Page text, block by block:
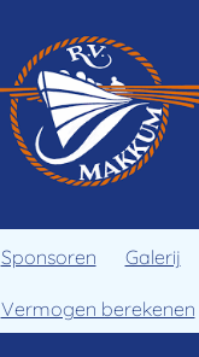
Sponsoren Galerij
Vermogen berekenen